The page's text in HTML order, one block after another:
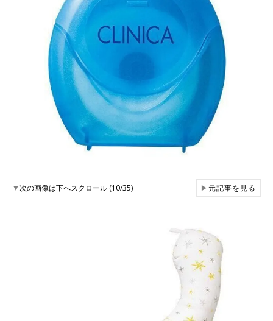
▼次の画像は下へスクロール (10/35) ▶元記事を見る